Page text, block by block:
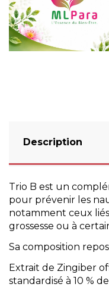
Description
Trio B est un
pour prévenir les
notamment ceux
grossesse ou à
Sa composition
Extrait de Zingiber
standardisé à 10 %